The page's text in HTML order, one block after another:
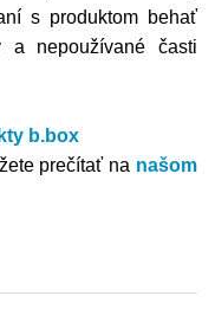
s produktom behať
nepoužívané časti
b.box
prečítať na našom